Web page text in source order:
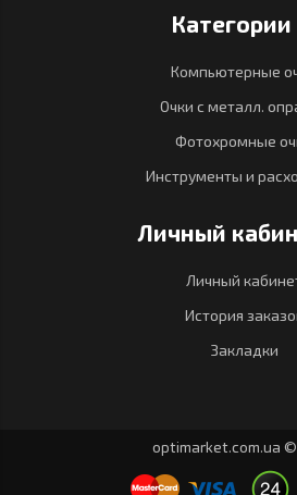
Категории
Компьютерные
Очки с металл.
Фотохромные
Инструменты и
Личный
Личный
История
Закладки
optimarket.com.ua